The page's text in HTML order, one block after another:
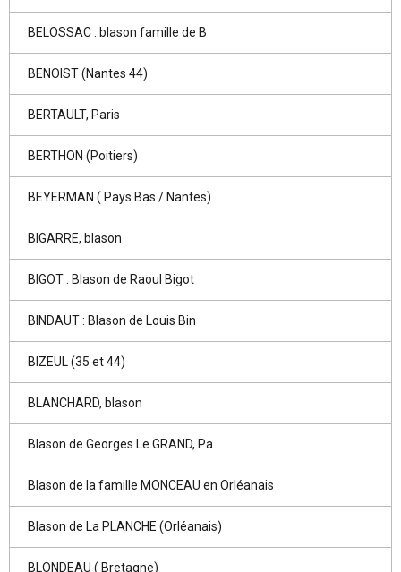
BELOSSAC : blason famille de B
BENOIST (Nantes 44)
BERTAULT, Paris
BERTHON (Poitiers)
BEYERMAN ( Pays Bas / Nantes)
BIGARRE, blason
BIGOT : Blason de Raoul Bigot
BINDAUT : Blason de Louis Bin
BIZEUL (35 et 44)
BLANCHARD, blason
Blason de Georges Le GRAND, Pa
Blason de la famille MONCEAU en Orléanais
Blason de La PLANCHE (Orléanais)
BLONDEAU ( Bretagne)